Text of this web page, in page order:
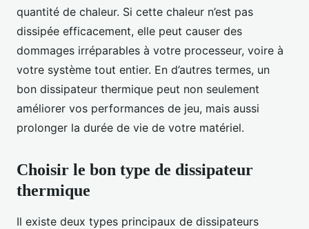
quantité de chaleur. Si cette chaleur n’est pas
dissipée efficacement, elle peut causer des
dommages irréparables à votre processeur, voire à
votre système tout entier. En d’autres termes, un
bon dissipateur thermique peut non seulement
améliorer vos performances de jeu, mais aussi
prolonger la durée de vie de votre matériel.
Choisir le bon type de dissipateur
thermique
Il existe deux types principaux de dissipateurs